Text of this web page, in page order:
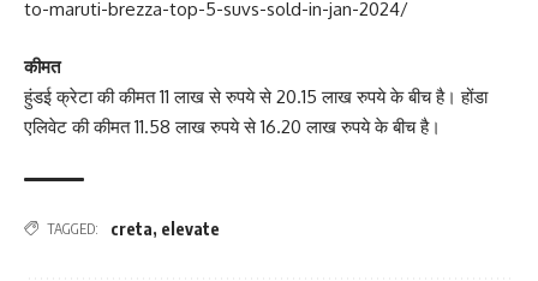
to-maruti-brezza-top-5-suvs-sold-in-jan-2024/
कीमत
हुंडई क्रेटा की कीमत 11 लाख से रुपये से 20.15 लाख रुपये के बीच है। होंडा
एलिवेट की कीमत 11.58 लाख रुपये से 16.20 लाख रुपये के बीच है।
TAGGED: creta, elevate